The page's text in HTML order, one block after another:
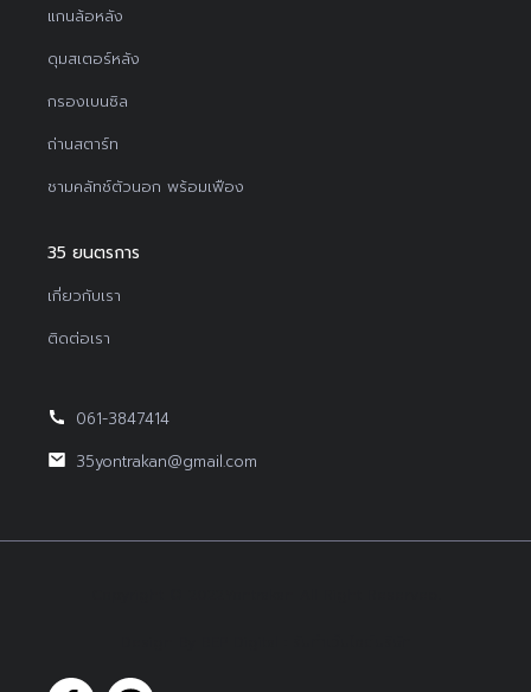
แกนล้อหลัง
ดุมสเตอร์หลัง
กรองเบนซิล
ถ่านสตาร์ท
ชามคลัทช์ตัวนอก พร้อมเฟือง
35 ยนตรการ
เกี่ยวกับเรา
ติดต่อเรา
061-3847414
35yontrakan@gmail.com